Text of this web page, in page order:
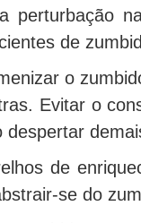
perturbação
de
o
Evitar o
despertar
de
se do